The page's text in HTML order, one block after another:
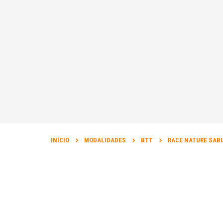
INÍCIO MODALIDADES BTT RACE NATURE